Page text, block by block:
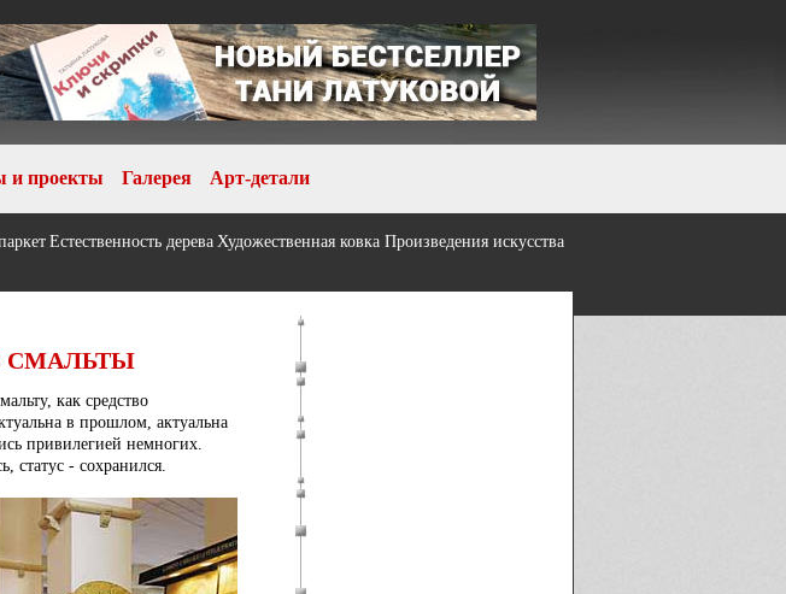
и проекты Галерея Арт-детали
Естественность дерева Художественная ковка Произведения искусства
СМАЛЬТЫ
как средство
в прошлом, актуальна
привилегией немногих.
статус - сохранился.